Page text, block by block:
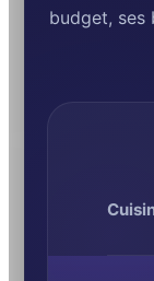
budget, ses